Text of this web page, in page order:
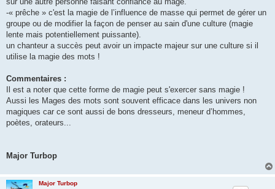
-« prêche » c'est la magie de l’influence de masse qui permet de gérer un
groupe ou de modifier la façon de penser au sain d'une culture (magie
lente mais potentiellement puissante).
un chanteur a succès peut avoir un impacte majeur sur une culture si il
utilise la magie des mots !
Commentaires :
Il est a noter que cette forme de magie peut s'exercer sans magie !
Aussi les Mages des mots sont souvent efficace dans les univers non
magiques car ce sont aussi de bons dresseurs, meneur d’hommes,
poètes, orateurs...
Major Turbop
Major Turbop